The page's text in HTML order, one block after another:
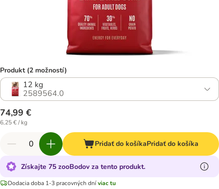
Produkt (2 možností)
12 kg
2589564.0
74,99 €
6,25 € / kg
Pridať do košíkaPridať do košíka
Získajte 75 zooBodov za tento produkt.
Dodacia doba 1-3 pracovných dníviac tu